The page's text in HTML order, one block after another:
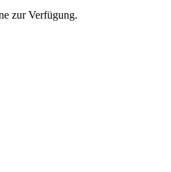
zur Verfügung.